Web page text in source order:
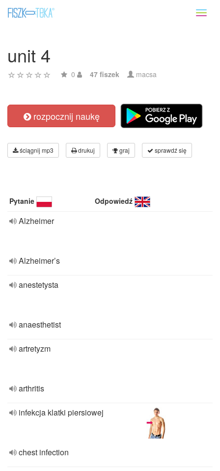
unit 4
0 47 fiszek macsa
rozpocznij naukę
ściągnij mp3 drukuj graj sprawdź się
Pytanie Odpowiedź
Alzheimer
Alzheimer’s
anestetysta
anaesthetist
artretyzm
arthritis
infekcja klatki piersiowej
chest infection